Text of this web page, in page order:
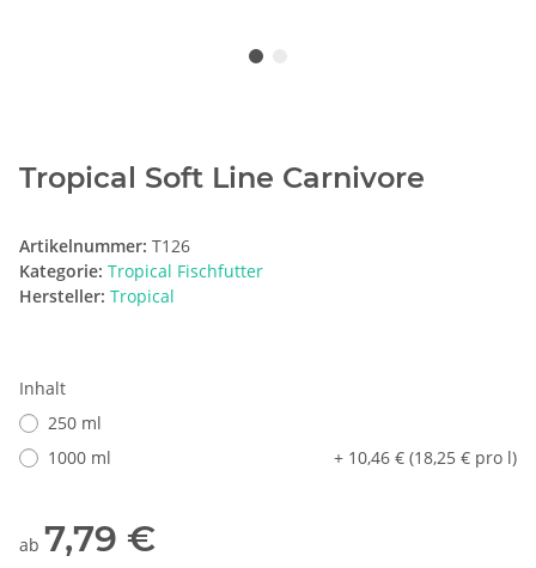
Tropical Soft Line Carnivore
Artikelnummer: T126
Kategorie: Tropical Fischfutter
Hersteller: Tropical
Inhalt
250 ml
1000 ml
+ 10,46 € (18,25 € pro l)
ab 7,79 €